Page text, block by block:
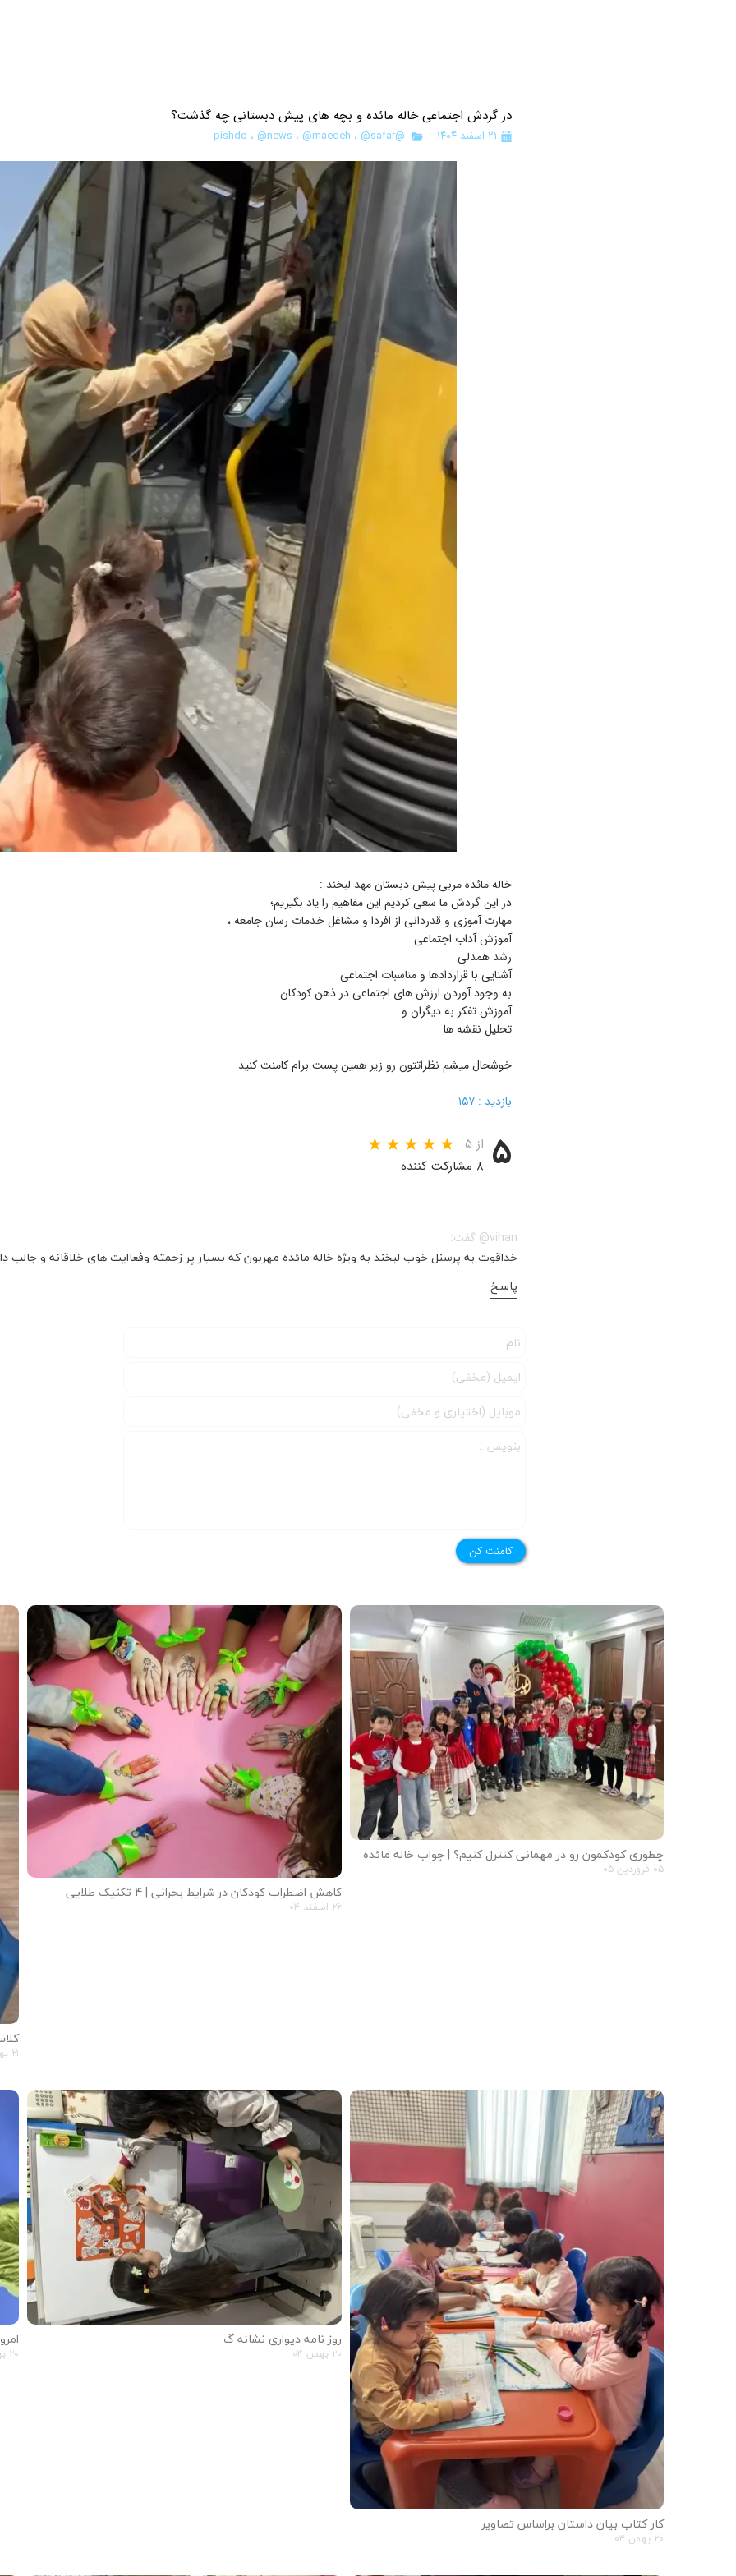
در گردش اجتماعی خاله مائده و بچه های پیش دبستانی چه گذشت؟
۲۱ اسفند ۱۴۰۴ @pishdo ، @news ، @maedeh ، @safar
خاله مائده مربی پیش دبستان مهد لبخند :
در این گردش ما سعی کردیم این مفاهیم را یاد بگیریم؛
مهارت آموزی و قدردانی از افردا و مشاغل خدمات رسان جامعه ،
آموزش آداب اجتماعی
رشد همدلی
آشنایی با قراردادها و مناسبات اجتماعی
به وجود آوردن ارزش های اجتماعی در ذهن کودکان
آموزش تفکر به دیگران و
تحلیل نقشه ها
خوشحال میشم نظراتتون رو زیر همین پست برام کامنت کنید
بازدید : ۱۵۷
۵ از ۵
۸ مشارکت کننده
vihan@ گفت:
خداقوت به پرسنل خوب لبخند به ویژه خاله مائده مهربون که بسیار پر زحمته و‌فعاایت های خلاقانه و جالب
پاسخ
کامنت کن
چطوری کودکمون رو در مهمانی کنترل کنیم؟ | جواب خاله مائده
۰۵ فروردین ۰۵
کاهش اضطراب کودکان در شرایط بحرانی | 4 تکنیک طلایی
۲۶ اسفند ۰۴
۲۱ بهمن ۰۴
کار کتاب بیان داستان براساس تصاویر
۲۰ بهمن ۰۴
روز نامه دیواری نشانه گ
۲۰ بهمن ۰۴ ۲۰ بهمن ۰۴